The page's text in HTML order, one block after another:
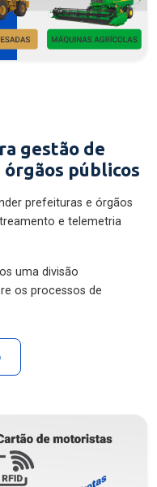
gestão de
públicos
prefeituras e órgãos
e telemetria
uma divisão
os processos de